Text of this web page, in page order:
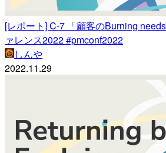
[レポート] C-7 「顧客のBurning
ァレンス2022 #pmconf2022
しんや
2022.11.29